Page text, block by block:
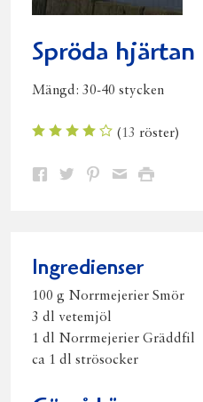
Spröda hjärtan
Mängd: 30-40 stycken
(13 röster)
Dela Dela Dela DelaSkriv
Ingredienser
100 g Norrmejerier Smör
3 dl vetemjöl
1 dl Norrmejerier Gräddfil
ca 1 dl strösocker